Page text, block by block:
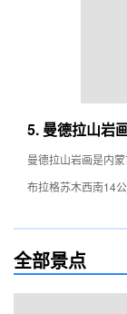
5. 曼德拉山岩
曼德拉山岩画是内
布拉格苏木西南14
游牧民族生活、精
蒙古等北方少数民
全部景点